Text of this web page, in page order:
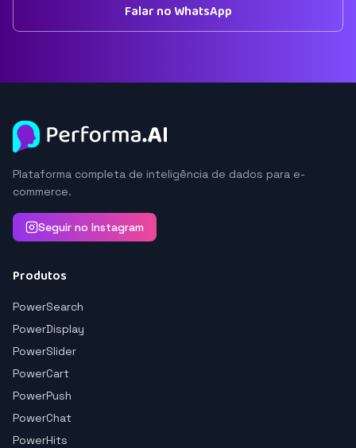
Falar no WhatsApp
Plataforma completa de inteligência de dados para e-
commerce.
Seguir no Instagram
Produtos
PowerSearch
PowerDisplay
PowerSlider
PowerCart
PowerPush
PowerChat
PowerHits